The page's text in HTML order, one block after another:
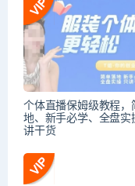
个体直播保姆级教程，
地、新手必学、全盘实
讲干货